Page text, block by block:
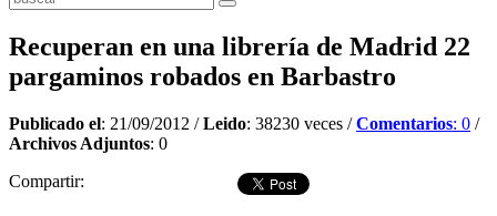
Recuperan en una librería de Madrid 22
pargaminos robados en Barbastro
Publicado el: 21/09/2012 /Leido: 38230 veces /Comentarios: 0 /
Archivos Adjuntos: 0
Compartir: